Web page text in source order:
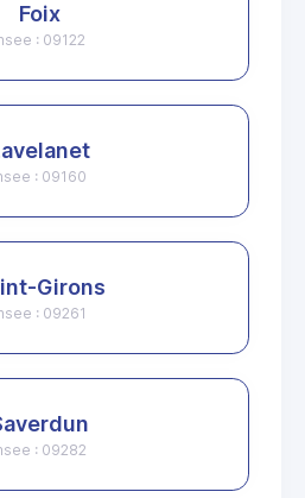
Foix
: 09122
: 09160
Girons
: 09261
: 09282